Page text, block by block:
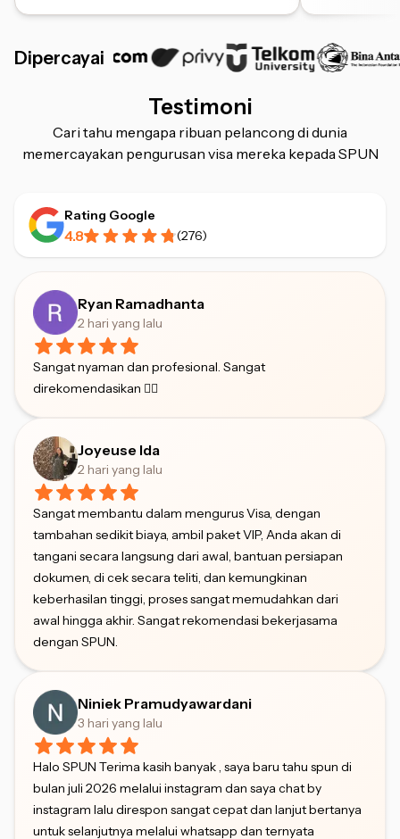
Dipercayai
Testimoni
Cari tahu mengapa ribuan pelancong di dunia
memercayakan pengurusan visa mereka kepada SPUN
Rating Google
4.8 (276)
Ryan Ramadhanta
2 hari yang lalu
Sangat nyaman dan profesional. Sangat
direkomendasikan 👍🏻
Joyeuse Ida
2 hari yang lalu
Sangat membantu dalam mengurus Visa, dengan
tambahan sedikit biaya, ambil paket VIP, Anda akan di
tangani secara langsung dari awal, bantuan persiapan
dokumen, di cek secara teliti, dan kemungkinan
keberhasilan tinggi, proses sangat memudahkan dari
awal hingga akhir. Sangat rekomendasi bekerjasama
dengan SPUN.
Niniek Pramudyawardani
3 hari yang lalu
Halo SPUN Terima kasih banyak , saya baru tahu spun di
bulan juli 2026 melalui instagram dan saya chat by
instagram lalu direspon sangat cepat dan lanjut bertanya
untuk selanjutnya melalui whatsapp dan ternyata